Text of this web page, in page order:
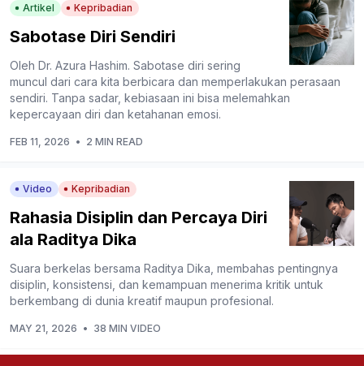
Artikel Kepribadian
Sabotase Diri Sendiri
Oleh Dr. Azura Hashim. Sabotase diri sering
muncul dari cara kita berbicara dan memperlakukan perasaan
sendiri. Tanpa sadar, kebiasaan ini bisa melemahkan
kepercayaan diri dan ketahanan emosi.
FEB 11, 2026 • 2 MIN READ
Video Kepribadian
Rahasia Disiplin dan Percaya Diri
ala Raditya Dika
Suara berkelas bersama Raditya Dika, membahas pentingnya
disiplin, konsistensi, dan kemampuan menerima kritik untuk
berkembang di dunia kreatif maupun profesional.
MAY 21, 2026 • 38 MIN VIDEO